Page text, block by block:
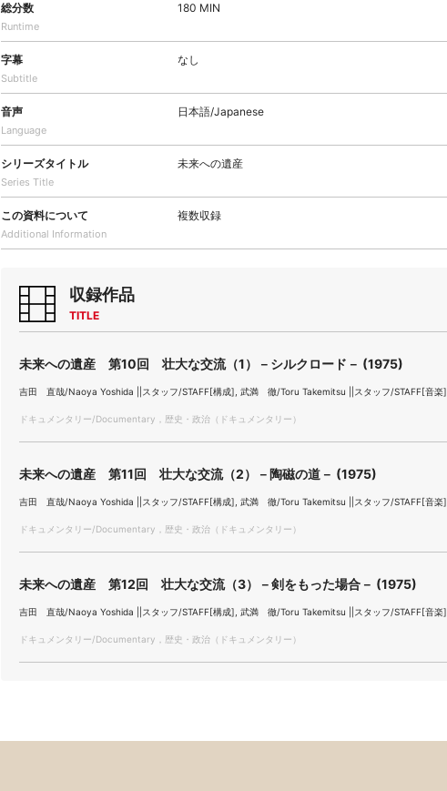
総分数
Runtime
180 MIN
字幕
Subtitle
なし
音声
Language
日本語/Japanese
シリーズタイトル
Series Title
未来への遺産
この資料について
Additional Information
複数収録
収録作品
TITLE
未来への遺産 第10回 壮大な交流（1）－シルクロード－ (1975)
吉田 直哉/Naoya Yoshida ||スタッフ/STAFF[構成], 武満 徹/Toru Takemitsu ||スタッフ/STAFF[音楽]
ドキュメンタリー/Documentary，歴史・政治（ドキュメンタリー）
未来への遺産 第11回 壮大な交流（2）－陶磁の道－ (1975)
吉田 直哉/Naoya Yoshida ||スタッフ/STAFF[構成], 武満 徹/Toru Takemitsu ||スタッフ/STAFF[音楽]
ドキュメンタリー/Documentary，歴史・政治（ドキュメンタリー）
未来への遺産 第12回 壮大な交流（3）－剣をもった場合－ (1975)
吉田 直哉/Naoya Yoshida ||スタッフ/STAFF[構成], 武満 徹/Toru Takemitsu ||スタッフ/STAFF[音楽]
ドキュメンタリー/Documentary，歴史・政治（ドキュメンタリー）